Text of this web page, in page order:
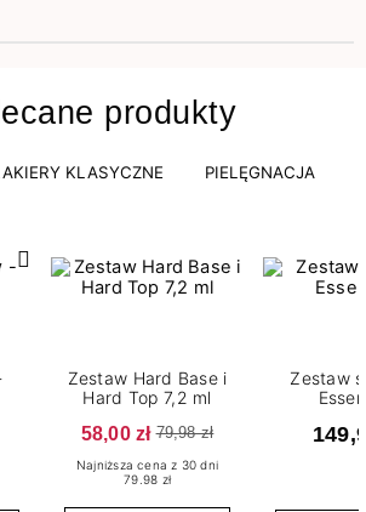
produkty
KLASYCZNE PIELĘGNACJA
Zestaw Hard Base i
Hard Top 7,2 ml
58,00 zł 79,98 zł
Najniższa cena z 30 dni
79.98 zł
Zestaw